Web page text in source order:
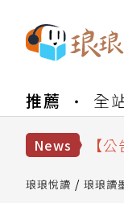
推薦 全
News
【
【
【公
琅琅悅讀 琅琅讀